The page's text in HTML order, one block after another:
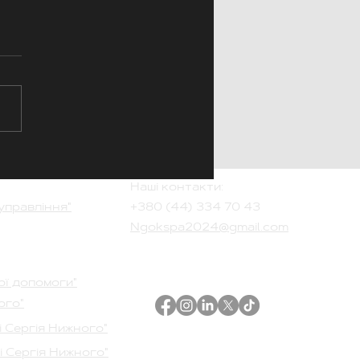
Наші контакти:
+380 (44 ) 334 70 43
Ngokspa2024@gmail.com
допомоги"
Нижного"
Нижного"